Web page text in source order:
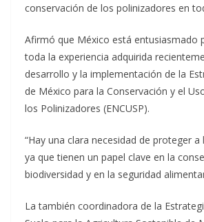
conservación de los polinizadores en
Afirmó que México está entusiasmado
toda la experiencia adquirida
desarrollo y la implementación de la
de México para la Conservación y el
los Polinizadores (ENCUSP).
“Hay una clara necesidad de proteger
ya que tienen un papel clave en la
biodiversidad y en la seguridad
La también coordinadora de la